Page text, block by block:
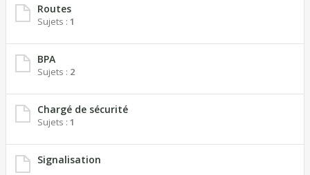
Routes
Sujets : 1
BPA
Sujets : 2
Chargé de sécurité
Sujets : 1
Signalisation